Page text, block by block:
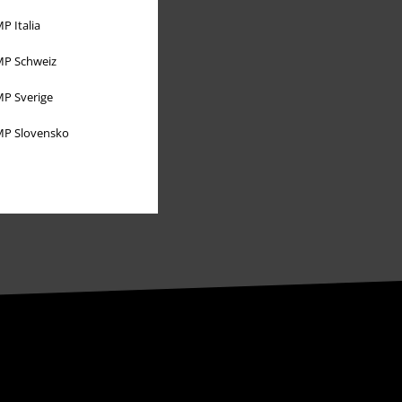
Italia
Schweiz
Sverige
Slovensko